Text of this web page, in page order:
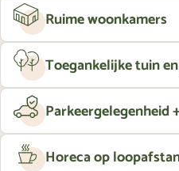
Ruime woonkamers
Toegankelijke tuin
Parkeergelegenheid
Horeca op